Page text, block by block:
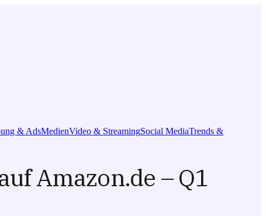
& AdsMedienVideo & StreamingSocial MediaTrends &
Amazon.de – Q1